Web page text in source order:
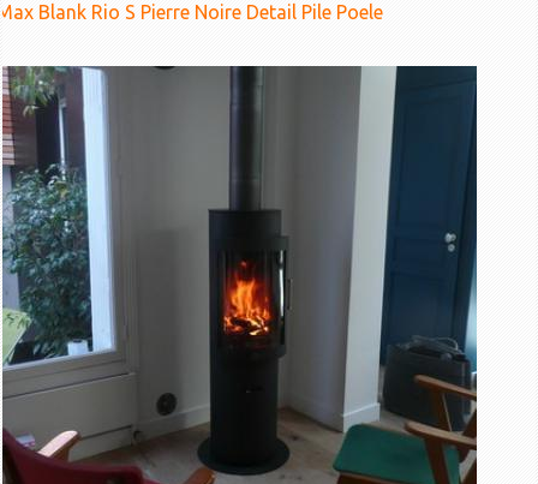
Blank Rio S Pierre Noire Detail Pile Poele